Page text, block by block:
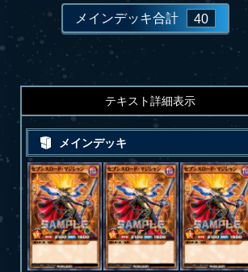
メインデッキ合計 40
テキスト詳細表示
メインデッキ